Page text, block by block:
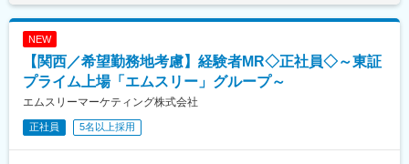
・日本においても業界トップシェアを誇り、常時100以上のPJが
稼働しています
変更の範囲：会社の定める業務
《具体的には...》
■新薬のプロモーション
■ジェネリック医薬品のプロモーション
※プロジェクトの状況によっては、選考保留（ご紹介できるプロジ
ェクトが出るまで保留）となる場合もございますのであらかじめ
ご認識の程よろしくお願いします※
【魅力ポイント】
NEW
【関西／希望勤務地考慮】経験者MR◇正社員◇～東証
プライム上場「エムスリー」グループ～
エムスリーマーケティング株式会社
正社員 5名以上採用